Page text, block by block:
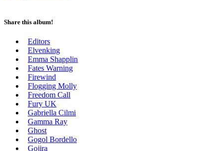
Share this album!
Editors
Elvenking
Emma Shapplin
Fates Warning
Firewind
Flogging Molly
Freedom Call
Fury UK
Gabriella Cilmi
Gamma Ray
Ghost
Gogol Bordello
Gojira